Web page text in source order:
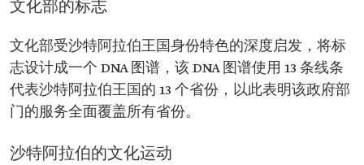
文化部的标志
文化部受沙特阿拉伯王国身份特色的深度启发，将标
志设计成一个 DNA 图谱，该 DNA 图谱使用 13 条线条
代表沙特阿拉伯王国的 13 个省份，以此表明该政府部
门的服务全面覆盖所有省份。
沙特阿拉伯的文化运动